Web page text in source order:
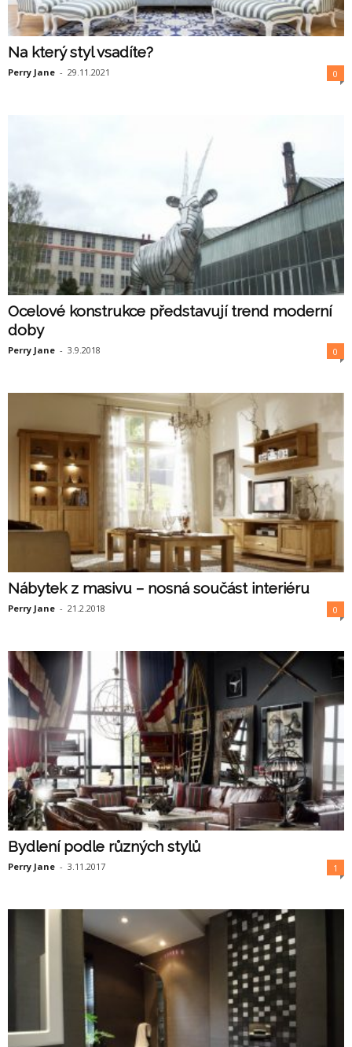
Na který styl vsadíte?
Perry Jane - 29.11.2021 0
Ocelové konstrukce představují trend moderní
doby
Perry Jane - 3.9.2018 0
Nábytek z masivu – nosná součást interiéru
Perry Jane - 21.2.2018 0
Bydlení podle různých stylů
Perry Jane - 3.11.2017 1